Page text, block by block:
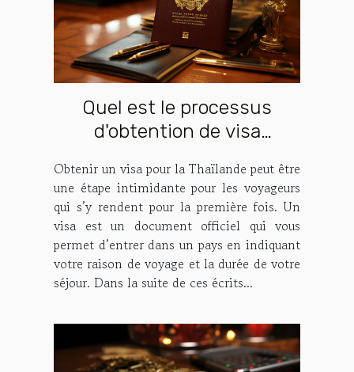
Quel est le processus
d'obtention de visa
Obtenir un visa pour la Thaïlande peut être
une étape intimidante pour les voyageurs
qui s’y rendent pour la première fois. Un
visa est un document officiel qui vous
permet d’entrer dans un pays en indiquant
votre raison de voyage et la durée de votre
séjour. Dans la suite de ces écrits...